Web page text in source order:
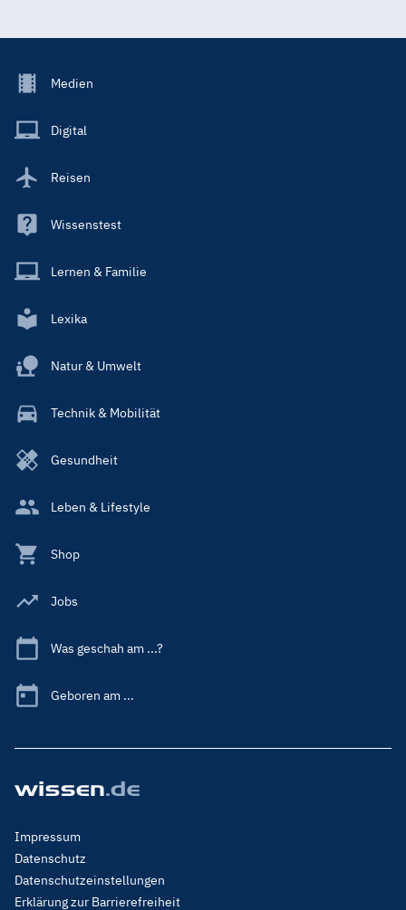
Footer
Main
Medien
Digital
Reisen
Wissenstest
Lernen & Familie
Lexika
Natur & Umwelt
Technik & Mobilität
Gesundheit
Leben & Lifestyle
Shop
Jobs
Was geschah am ...?
Geboren am ...
Footer
Menu
Legal
Impressum
Datenschutz
Datenschutzeinstellungen
Erklärung zur Barrierefreiheit